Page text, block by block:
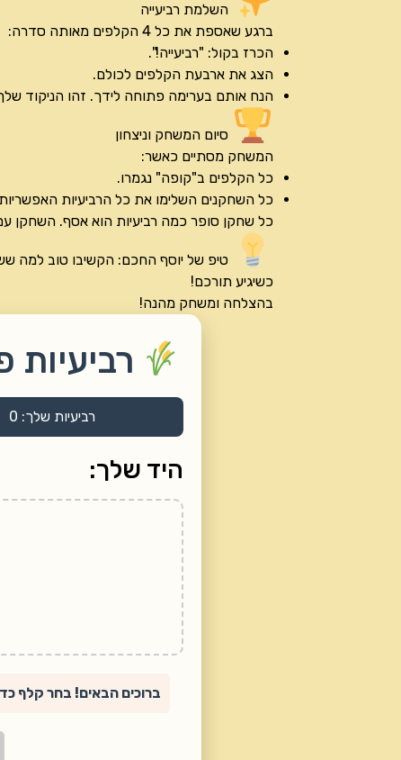
השלמת רביעייה
ברגע שאספת את כל 4 הקלפים מאותה סדרה:
הכרז בקול: "רביעייה!".
הצג את ארבעת הקלפים לכולם.
הנח אותם בערימה פתוחה לידך. זהו הניקוד
סיום המשחק וניצחון
המשחק מסתיים כאשר:
כל הקלפים ב"קופה" נגמרו.
כל השחקנים השלימו את כל הרביעיות האפשריות
כל שחקן סופר כמה רביעיות הוא אסף. השחקן
טיפ של יוסף החכם: הקשיבו טוב למה
כשיגיע תורכם!
בהצלחה ומשחק מהנה!
רביעיות שלך: 0
היד שלך:
ברוכים הבאים! בחר קלף